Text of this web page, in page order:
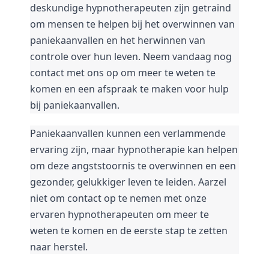
deskundige hypnotherapeuten zijn getraind
om mensen te helpen bij het overwinnen van
paniekaanvallen en het herwinnen van
controle over hun leven. Neem vandaag nog
contact met ons op om meer te weten te
komen en een afspraak te maken voor hulp
bij paniekaanvallen.
Paniekaanvallen kunnen een verlammende
ervaring zijn, maar hypnotherapie kan helpen
om deze angststoornis te overwinnen en een
gezonder, gelukkiger leven te leiden. Aarzel
niet om contact op te nemen met onze
ervaren hypnotherapeuten om meer te
weten te komen en de eerste stap te zetten
naar herstel.